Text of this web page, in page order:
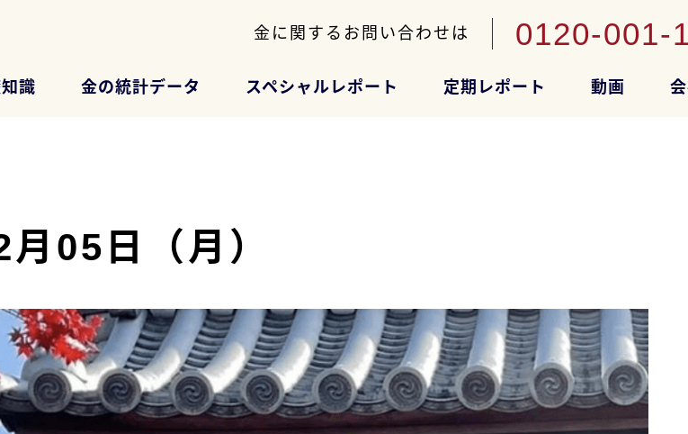
金に関するお問い合わせは 0120-001-
識 金の統計データ スペシャルレポート 定期レポート 動画
05日（月）